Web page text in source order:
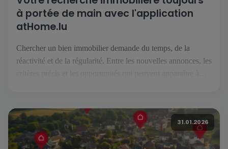
à portée de main avec l'application
atHome.lu
Chercher un bien immobilier demande du temps, de la
réactivité et de la régularité. Entre les nouvelles annonces, les
l’application atHome.lu. Une recherche simplifiée au
quotidien […]
31.01.2026